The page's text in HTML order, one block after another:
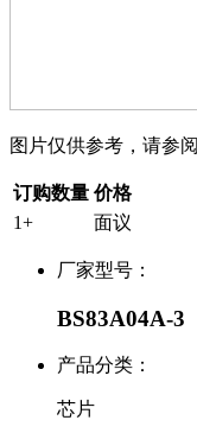
图片仅供参考，请参
订购数量 价格
1+
面议
厂家型号：
BS83A04A-3
产品分类：
芯片